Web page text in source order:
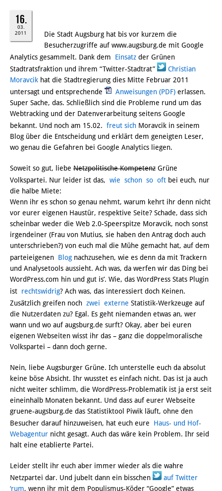
Facebook
16.
03.
2011
Die Stadt Augsburg hat bis vor kurzem die
Besucherzugriffe auf www.augsburg.de mit Google
Analytics gesammelt. Dank dem
Einsatz der Grünen
Stadtratsfraktion und ihrem “Twitter-Stadtrat”
Christian
Moravcik hat die Stadtregierung dies Mitte Februar 2011
untersagt und entsprechende
Anweisungen
erlassen.
Super Sache, das. Schließlich sind die Probleme rund um das
Webtracking und der Datenverarbeitung seitens Google
bekannt. Und noch am 15.02. freut sich Moravcik in seinem
Blog über die Entscheidung und erklärt dem geneigten Leser,
wo genau die Gefahren bei Google Analytics liegen.
Soweit so gut, liebe Netzpolitische Kompetenz Grüne
Volkspartei. Nur leider ist das, wie schon so oft bei euch, nur
die halbe Miete:
Wenn ihr es schon so genau nehmt, warum kehrt ihr denn nicht
vor eurer eigenen Haustür, respektive Seite? Schade, dass sich
scheinbar weder die Web 2.0-Speerspitze Moravcik, noch sonst
irgendeiner (Frau von Mutius, sie haben den Antrag doch auch
unterschrieben?) von euch mal die Mühe gemacht hat, auf dem
parteieigenen Blog nachzusehen, wie es denn da mit Trackern
und Analysetools aussieht. Ach was, da werfen wir das Ding bei
WordPress.com hin und gut is’. Wie, das WordPress Stats Plugin
ist rechtswidrig? Ach was, das interessiert doch Keinen.
Zusätzlich greifen noch zwei externe Statistik-Werkzeuge auf
die Nutzerdaten zu? Egal. Es geht niemanden etwas an, wer
wann und wo auf augsburg.de surft? Okay, aber bei euren
eigenen Webseiten wisst ihr das – ganz die doppelmoralische
Volkspartei – dann doch gerne.
Nein, liebe Augsburger Grüne. Ich unterstelle euch da absolut
keine böse Absicht. Ihr wusstet es einfach nicht. Das ist ja auch
nicht weiter schlimm, die WordPress-Problematik ist ja erst seit
eineinhalb Monaten bekannt. Und dass auf eurer Webseite
gruene-augsburg.de das Statistiktool Piwik läuft, ohne den
Besucher darauf hinzuweisen, hat euch eure
Haus- und Hof-
Webagentur nicht gesagt. Auch das wäre kein Problem. Ihr seid
halt eine etablierte Partei.
Leider stellt ihr euch aber immer wieder als die wahre
Netzpartei dar. Und jubelt dann ein bisschen
auf Twitter
‘rum, wenn ihr mit dem Populismus-Köder “Google” etwas